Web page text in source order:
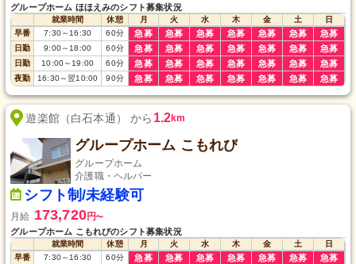
グループホーム ほほえみのシフト募集状況
就業時間 休憩 月 火 水 木 金 土
日
早番
7:30～ 16:30 60分 急募 急募 急募 急募 急募 急募 急募
日勤 9:00～ 18:00 60分 急募 急募 急募 急募 急募 急募 急募
日勤 10:00～ 19:00 60分 急募 急募 急募 急募 急募 急募 急募
夜勤 16:30～翌10:00 90分 急募 急募 急募 急募 急募 急募 急募
遊楽館（白石本通） から 1.2km
グループホーム こもれび
グループホーム
介護職・ヘルパー
シフト制/未経験可
月給 173,720円〜
グループホーム こもれびのシフト募集状況
就業時間 休憩 月 火 水 木 金 土
日
早番
7:30～ 16:30 60分 急募 急募 急募 急募 急募 急募 急募